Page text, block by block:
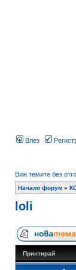
Влез
Виж темите без
Начало форум »
loli
Принтирай